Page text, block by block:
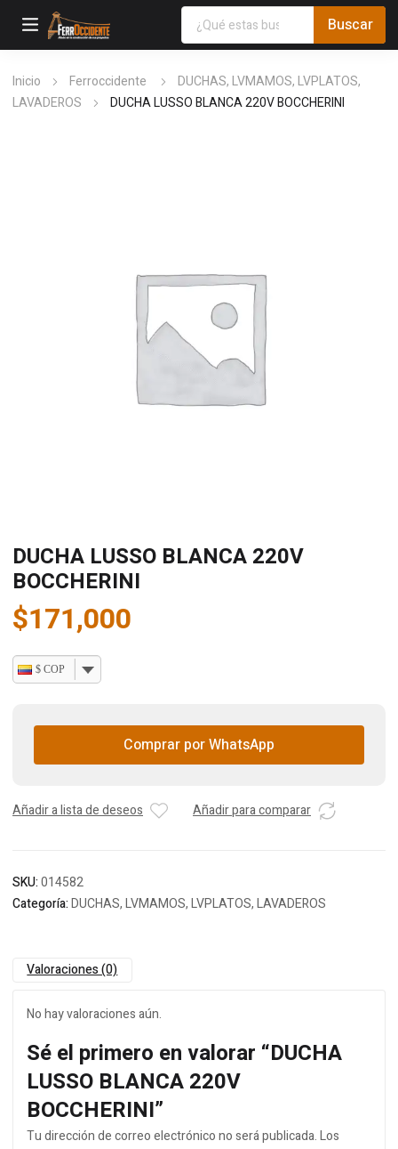
Inicio Ferroccidente
DUCHAS, LVMAMOS, LVPLATOS,
LAVADEROS
DUCHA LUSSO BLANCA 220V BOCCHERINI
DUCHA LUSSO BLANCA 220V
BOCCHERINI
$171,000
$ COP
Comprar por WhatsApp
Añadir a lista de deseos Añadir para comparar
SKU:014582
Categoría:DUCHAS, LVMAMOS, LVPLATOS, LAVADEROS
Valoraciones (0)
No hay valoraciones aún.
Sé el primero en valorar “DUCHA
LUSSO BLANCA 220V
BOCCHERINI”
Tu dirección de correo electrónico no será publicada.Los